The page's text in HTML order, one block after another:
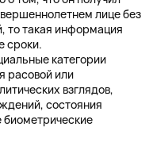
лице без
то такая информация
сроки.
категории
расовой или
взглядов,
состояния